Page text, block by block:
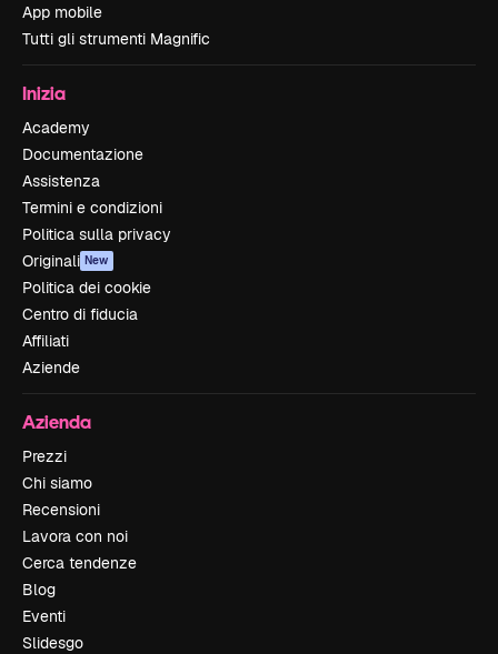
App mobile
Tutti gli strumenti Magnific
Inizia
Academy
Documentazione
Assistenza
Termini e condizioni
Politica sulla privacy
Originali New
Politica dei cookie
Centro di fiducia
Affiliati
Aziende
Azienda
Prezzi
Chi siamo
Recensioni
Lavora con noi
Cerca tendenze
Blog
Eventi
Slidesgo